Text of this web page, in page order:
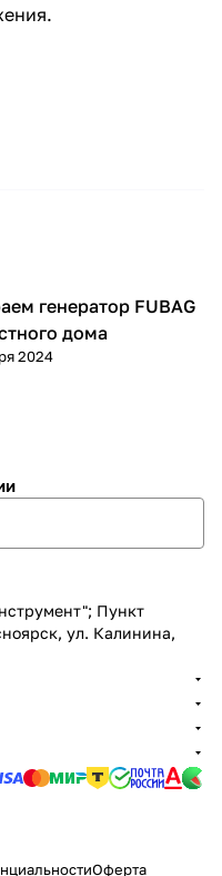
генератор FUBAG
дома
2024
Пункт
ул. Калинина,
Оферта